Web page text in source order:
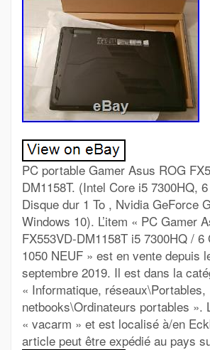
PC portable Gamer Asus ROG
DM1158T. (Intel Core i5 7300HQ,
Disque dur 1 To , Nvidia GeForce
Windows 10). L’item « PC Gamer
FX553VD-DM1158T i5 7300HQ / 6
1050 NEUF » est en vente depuis
septembre 2019. Il est dans la
« Informatique, réseaux\Portables,
netbooks\Ordinateurs portables ».
« vacarm » et est localisé à/en
article peut être expédié au pays